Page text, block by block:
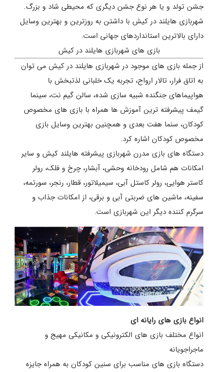
جشن تولد و یا هر نوع جشن دیگری که محیطی شاد و بزرگ.
شهربازی هایلند در کیش با داشتن به روزترین و بهترین وسایل
دارای بالاترین استانداردهای جهانی است.
بازی های شهربازی هایلند در کیش
از جمله بازی های موجود در شهربازی هایلند در کیش می توان
به اتاق فرار، تالار ارواح، تجربه یک خلبانی لذتبخش با
هواپیماهای جنگنده شبیه سازی شده، سالن گیم نت، سینما
گیمف پیشرفته ترین آموزش ها همراه با بازی های مخصوص
کودکان، سنما هفت بعدی و همچنین بهترین وسایل بازی
مخصوص کودکان اشاره کرد.
دستگاه های بازی مدرن شهربازی پیشرفته هایلند کیش و سایر
امکانات هم شامل رودخانه‌ وحشی، آبشار، چرخ و فلک، رولر
کاستر هوایی، رولر کاستل آبی، سیمیلاتور، قطار، رنجر، سورتمه،
سفینه، ماشین های ضربتی آبی و برقی، از امکانات جذاب و
سرگرم کننده دیگر این شهربازی است.
انواع بازی های رایانه ای
انواع مختلف بازی های الکترونیکی و مکانیکی مهیج و
ماجراجویانه
دستگاه بازی های مناسب برای سنین کودکان به همراه جایزه